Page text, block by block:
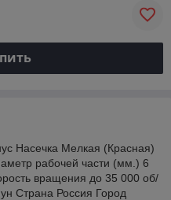
Насечка Мелкая (Красная)
рабочей части (мм.) 6
вращения до 35 000 об/
Страна Россия Город